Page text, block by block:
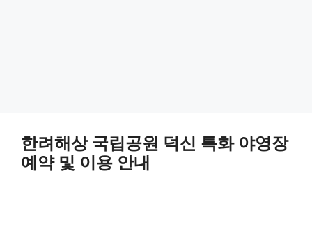
한려해상 국립공원 덕신 특화 야영장
예약 및 이용 안내